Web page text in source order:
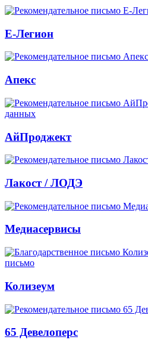
Е-Легион
Апекс
данных
АйПроджект
Лакост / ЛОДЭ
Медиасервисы
письмо
Колизеум
65 Девелоперс